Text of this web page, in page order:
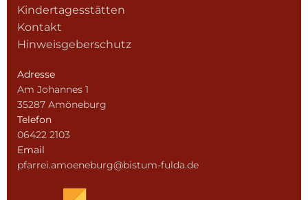
Kindertagesstätten
Kontakt
Hinweisgeberschutz
Adresse
Am Johannes 1
35287 Amöneburg
Telefon
06422 2103
Email
pfarrei.amoeneburg@bistum-fulda.de